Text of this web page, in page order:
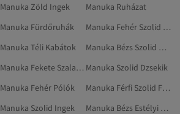
Manuka Zöld Ingek
Manuka Ruházat
Manuka Fürdőruhák
Manuka Fehér Szolid Ruházat
Manuka Téli Kabátok
Manuka Bézs Szolid Ruházat
Manuka Fekete Szalagavató Ruhák Manuka Szolid Dzsekik
Manuka Fehér Pólók
Manuka Férfi Szolid Felöltők
Manuka Szolid Ingek
Manuka Bézs Estélyi És Báli Ruhák